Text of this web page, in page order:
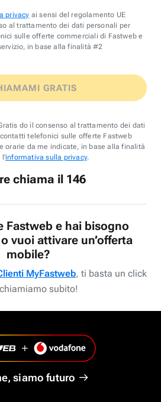
privacy ai sensi del regolamento UE
al trattamento dei dati personali per
sulle offerte commerciali di Fastweb e
in base alla finalità #2
GRATIS
do il consenso al trattamento dei dati
telefonici sulle offerte Fastweb
orarie da me indicate, in base alla finalità
l'informativa sulla privacy.
chiama il 146
Fastweb e hai bisogno
vuoi attivare un’offerta
mobile?
MyFastweb, ti basta un click
subito!
siamo futuro